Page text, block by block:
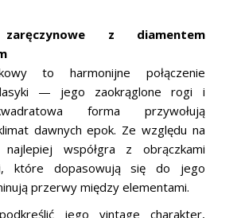
zaręczynowe z diamentem
to harmonijne połączenie
— jego zaokrąglone rogi i
forma przywołują
dawnych epok. Ze względu na
współgra z obrączkami
które dopasowują się do jego
przerwy między elementami.
jego vintage charakter,